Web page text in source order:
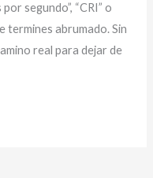
segundo”, “CRI” o
termines abrumado. Sin
real para dejar de